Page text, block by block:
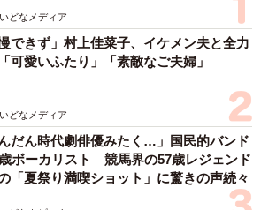
どなメディア
慢できず」村上佳菜子、イケメン夫と全力
可愛いふたり」「素敵なご夫婦」
どなメディア
んだん時代劇俳優みたく…」国民的バンド
ボーカリスト 競馬界の57歳レジェンド
「夏祭り満喫ショット」に驚きの声続々